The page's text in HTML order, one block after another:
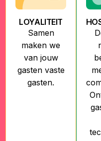
LOYALITEIT
Samen
maken we
van jouw
gasten vaste
gasten.